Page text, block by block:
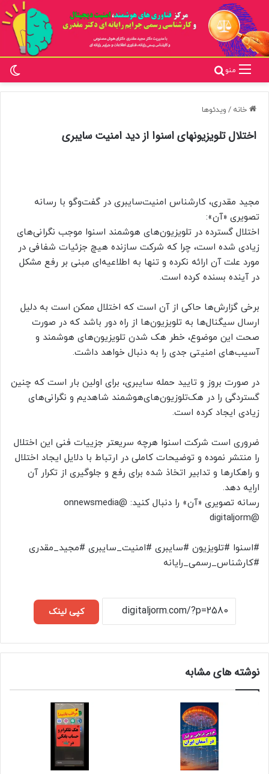
منو
خانه / ویدئوها
اختلال تلویزیونهای اسنوا از دید امنیت سایبری
مجید مقدری، کارشناس امنیت‌سایبری در گفت‌وگو با رسانه
تصویری «آن»:
اختلال گسترده در تلویزیون‌های هوشمند اسنوا موجب نگرانی‌های
زیادی شده است، چرا که شرکت سازنده هیچ جزئیات شفافی در
مورد علت آن ارائه نکرده و تنها به اطلاعیه‌ای مبنی بر رفع مشکل
در آینده بسنده کرده است.
برخی گزارش‌ها حاکی از آن است که اختلال ممکن است به دلیل
ارسال سیگنال‌ها به تلویزیون‌ها از راه دور باشد که در صورت
صحت این موضوع، خطر هک شدن تلویزیون‌های هوشمند و
آسیب‌های امنیتی جدی را به دنبال خواهد داشت.
در صورت بروز و تایید حمله سایبری، برای اولین بار است که چنین
گستردگی را در هک‌تلوزیون‌های‌هوشمند شاهدیم و نگرانی‌های
زیادی ایجاد کرده است.
ضروری است شرکت اسنوا هرچه سریعتر جزییات فنی این اختلال
را منتشر نموده و توضیحات کاملی در ارتباط با دلایل ایجاد اختلال
و راهکارها و تدابیر اتخاذ شده برای رفع و جلوگیری از تکرار آن
ارایه دهد.
رسانه تصویری «آن» را دنبال کنید: @onnewsmedia
@digitaljorm
#اسنوا #تلویزیون #سایبری #امنیت_سایبری #مجید_مقدری
#کارشناس_رسمی_رایانه
کپی لینک
نوشته های مشابه